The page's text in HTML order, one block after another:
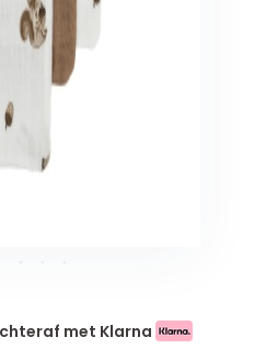
met Klarna